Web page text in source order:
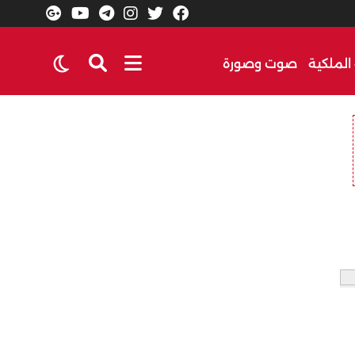
صوت وصورة